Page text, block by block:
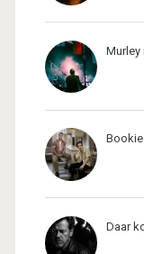
Murley
Daar